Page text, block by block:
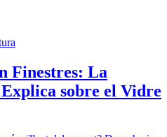
Finestres: La
sobre el Vidre